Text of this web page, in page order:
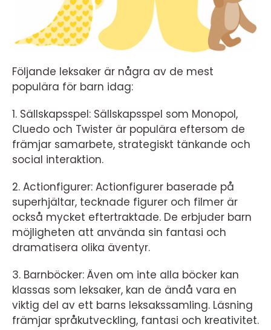
Följande leksaker är några av de mest
populära för barn idag:
1. Sällskapsspel: Sällskapsspel som Monopol,
Cluedo och Twister är populära eftersom de
främjar samarbete, strategiskt tänkande och
social interaktion.
2. Actionfigurer: Actionfigurer baserade på
superhjältar, tecknade figurer och filmer är
också mycket eftertraktade. De erbjuder barn
möjligheten att använda sin fantasi och
dramatisera olika äventyr.
3. Barnböcker: Även om inte alla böcker kan
klassas som leksaker, kan de ändå vara en
viktig del av ett barns leksakssamling. Läsning
främjar språkutveckling, fantasi och kreativitet.